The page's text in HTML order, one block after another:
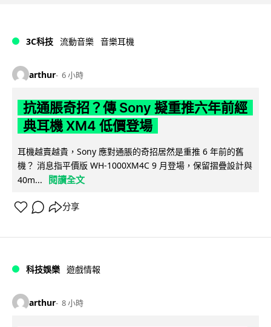
3C科技 流動音樂 音樂耳機
arthur 6 小時
抗通脹奇招？傳 Sony 擬重推六年前經
典耳機 XM4 低價登場
耳機越賣越貴，Sony 應對通脹的奇招居然是重推 6 年前的舊
機？ 消息指平價版 WH-1000XM4C 9 月登場，保留摺疊設計與
40m...
閱讀全文
分享
科技娛樂 遊戲情報
arthur 8 小時